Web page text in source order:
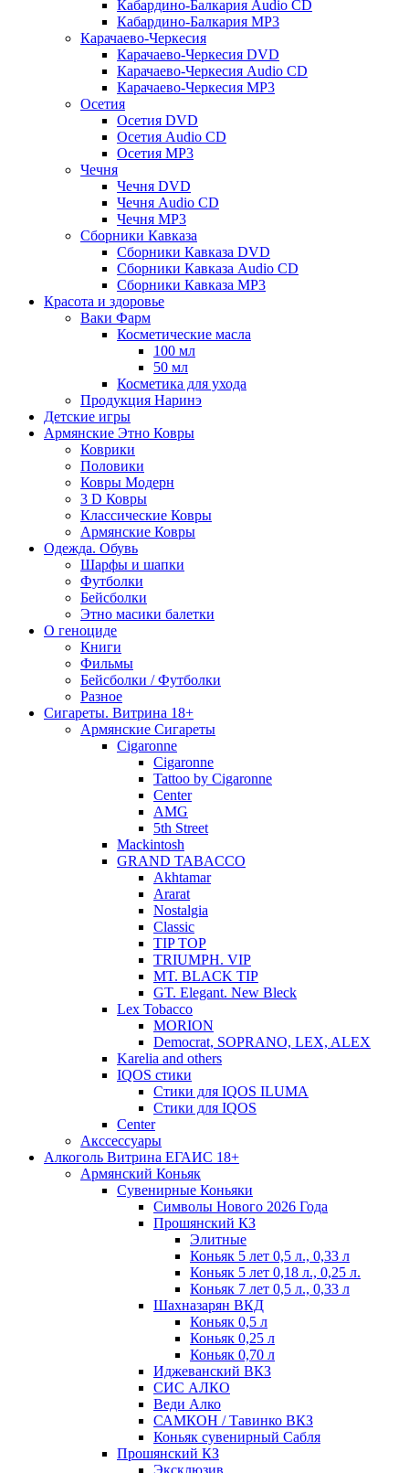
Кабардино-Балкария Audio CD
Кабардино-Балкария MP3
Карачаево-Черкесия
Карачаево-Черкесия DVD
Карачаево-Черкесия Audio CD
Карачаево-Черкесия MP3
Осетия
Осетия DVD
Осетия Audio CD
Осетия MP3
Чечня
Чечня DVD
Чечня Audio CD
Чечня MP3
Сборники Кавказа
Сборники Кавказа DVD
Сборники Кавказа Audio CD
Сборники Кавказа MP3
Красота и здоровье
Ваки Фарм
Косметические масла
100 мл
50 мл
Косметика для ухода
Продукция Наринэ
Детские игры
Армянские Этно Ковры
Коврики
Половики
Ковры Модерн
3 D Ковры
Классические Ковры
Армянские Ковры
Одежда. Обувь
Шарфы и шапки
Футболки
Бейсболки
Этно масики балетки
О геноциде
Книги
Фильмы
Бейсболки / Футболки
Разное
Сигареты. Витрина 18+
Армянские Сигареты
Cigaronne
Cigaronne
Tattoo by Cigaronne
Center
AMG
5th Street
Mackintosh
GRAND TABACCO
Akhtamar
Ararat
Nostalgia
Classic
TIP TOP
TRIUMPH. VIP
MT. BLACK TIP
GT. Elegant. New Bleck
Lex Tobacco
MORION
Democrat, SOPRANO, LEX, ALEX
Karelia and others
IQOS стики
Стики для IQOS ILUMA
Стики для IQOS
Сenter
Акссессуары
Алкоголь Витрина ЕГАИС 18+
Армянский Коньяк
Сувенирные Коньяки
Символы Нового 2026 Года
Прошянский КЗ
Элитные
Коньяк 5 лет 0,5 л., 0,33 л
Коньяк 5 лет 0,18 л., 0,25 л.
Коньяк 7 лет 0,5 л., 0,33 л
Шахназарян ВКД
Коньяк 0,5 л
Коньяк 0,25 л
Коньяк 0,70 л
Иджеванский ВКЗ
СИС АЛКО
Веди Алко
САМКОН / Тавинко ВКЗ
Коньяк сувенирный Сабля
Прошянский КЗ
Эксклюзив